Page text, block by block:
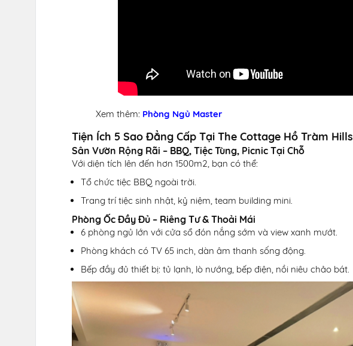
Xem thêm: Phòng Ngủ Master
Tiện Ích 5 Sao Đẳng Cấp Tại The Cottage Hồ Tràm Hills
Sân Vườn Rộng Rãi – BBQ, Tiệc Tùng, Picnic Tại Chỗ
Với diện tích lên đến hơn 1500m2, bạn có thể:
Tổ chức tiệc BBQ ngoài trời.
Trang trí tiệc sinh nhật, kỷ niệm, team building mini.
Phòng Ốc Đầy Đủ – Riêng Tư & Thoải Mái
6 phòng ngủ lớn với cửa sổ đón nắng sớm và view xanh mướt.
Phòng khách có TV 65 inch, dàn âm thanh sống động.
Bếp đầy đủ thiết bị: tủ lạnh, lò nướng, bếp điện, nồi niêu chảo bát.